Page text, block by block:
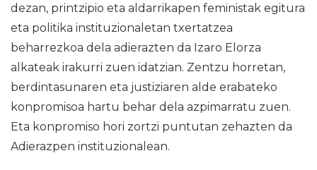
dezan, printzipio eta aldarrikapen feministak egitura
eta politika instituzionaletan txertatzea
beharrezkoa dela adierazten da Izaro Elorza
alkateak irakurri zuen idatzian. Zentzu horretan,
berdintasunaren eta justiziaren alde erabateko
konpromisoa hartu behar dela azpimarratu zuen.
Eta konpromiso hori zortzi puntutan zehazten da
Adierazpen instituzionalean.